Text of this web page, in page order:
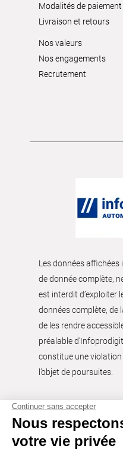
Modalités de paiement
Livraison et retours
Nos valeurs
Nos engagements
Recrutement
Les données
de donnée complète,
est interdit d’exploiter
données complète, de
de les rendre
préalable
constitue une violation
l’objet de poursuites.